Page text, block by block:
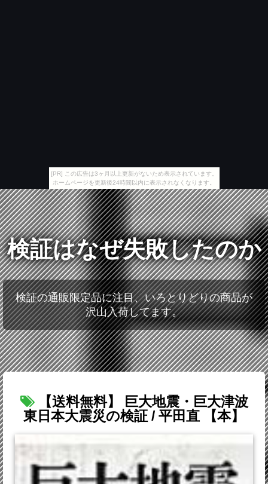
[PR] この広告は3ヶ月以上更新がないため表示されています。
ホームページを更新後24時間以内に表示されなくなります。
検証はなぜ失敗したのか
検証の通販限定品に注目、いろとりどりの商品が
沢山入荷してます。
【送料無料】 巨大地震・巨大津波
東日本大震災の検証 / 平田直 【本】